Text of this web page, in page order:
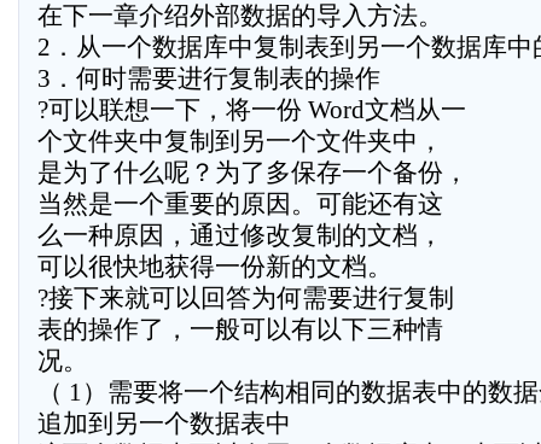
在下一章介绍外部数据的导入方法。
2．从一个数据库中复制表到另一个数据库中
3．何时需要进行复制表的操作
?可以联想一下，将一份 Word文档从一
个文件夹中复制到另一个文件夹中，
是为了什么呢？为了多保存一个备份，
当然是一个重要的原因。可能还有这
么一种原因，通过修改复制的文档，
可以很快地获得一份新的文档。
?接下来就可以回答为何需要进行复制
表的操作了，一般可以有以下三种情
况。
（ 1）需要将一个结构相同的数据表中的数
追加到另一个数据表中